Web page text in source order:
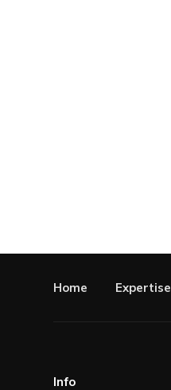
Home Expertise
Info